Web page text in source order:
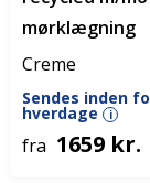
mørklægning
Creme
Sendes inden
hverdage i
fra 1659 kr.